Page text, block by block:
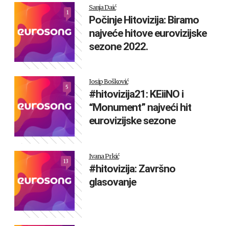
1
Sanja Daić
Počinje Hitovizija: Biramo
najveće hitove eurovizijske
sezone 2022.
5
Josip Bošković
#hitovizija21: KEiiNO i
“Monument” najveći hit
eurovizijske sezone
13
Ivana Prkić
#hitovizija: Završno
glasovanje